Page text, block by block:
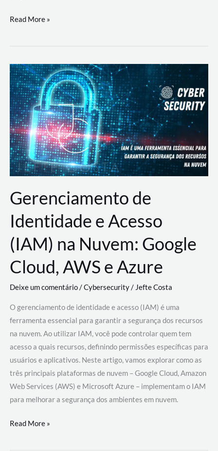
DevSecOps
Prática:
Desenvolvimento,
Segurança
e
Operações
Read More »
Gerenciamento de
Identidade e Acesso
(IAM) na Nuvem: Google
Cloud, AWS e Azure
Deixe um comentário/Cybersecurity/ Jefte Costa
O gerenciamento de identidade e acesso (IAM) é uma
ferramenta essencial para garantir a segurança dos recursos
na nuvem. Ao utilizar IAM, você pode controlar quem tem
acesso a quais recursos, definindo permissões específicas para
usuários e aplicativos. Neste artigo, vamos explorar como as
três principais plataformas de nuvem – Google Cloud, Amazon
Web Services (AWS) e Microsoft Azure – implementam o IAM
para melhorar a segurança dos ambientes em nuvem.
Gerenciamento
Read More »